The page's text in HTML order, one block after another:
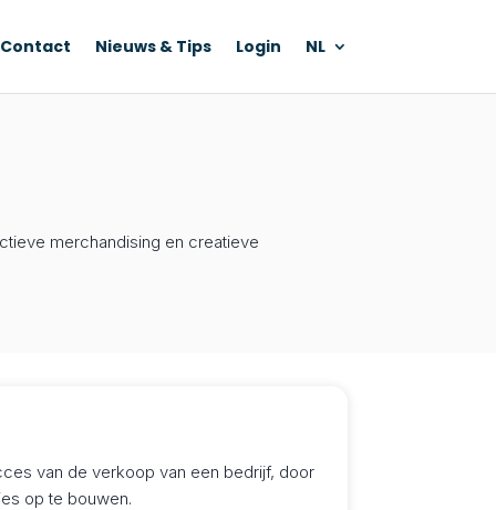
Contact Nieuws & Tips Login NL
merchandising en creatieve
van de verkoop van een bedrijf, door
op te bouwen.